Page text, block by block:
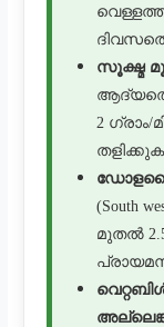
സൂക്ഷ്മ
2 ഗ്രാം/
തളിക്കുക.
(South
മുതൽ